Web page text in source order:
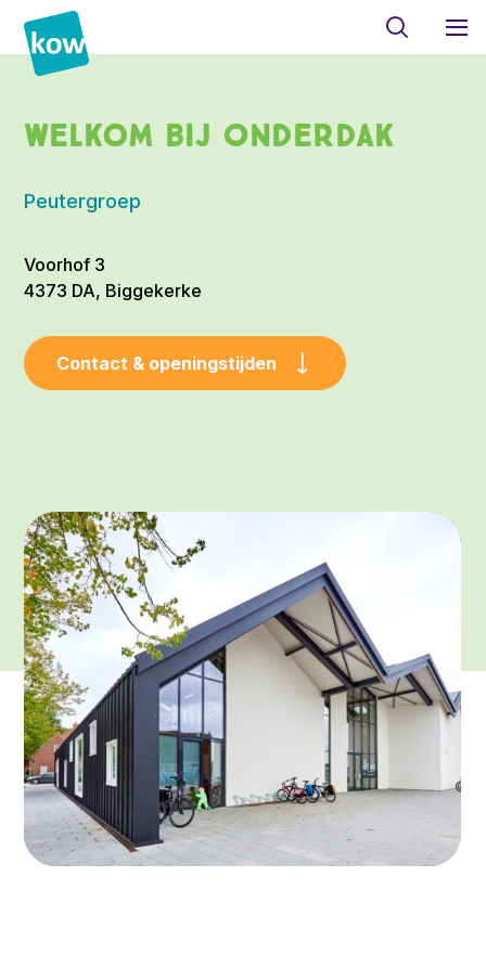
Welkom bij Onderdak
Peutergroep
Voorhof 3
4373 DA, Biggekerke
Contact & openingstijden